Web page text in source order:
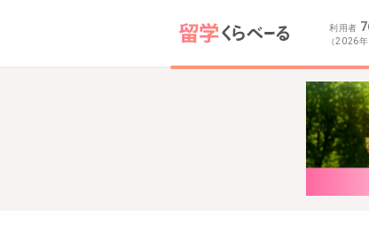
利用者
（2026